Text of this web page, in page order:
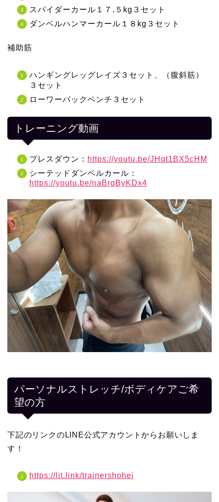
スパイダーカール１７.５kg３セット
ダンベルハンマーカール１８kg３セット
補助筋
ハンギングレッグレイズ３セット、（腹斜筋）
３セット
ローワーバックベンチ３セット
トレーニング動画
プレスダウン： https://youtu.be/JHqt1BX5cHM
シーテッドダンベルカール：
https://youtu.be/naBrgByKDx4
パーソナルストレッチ/ボディケアご希
望の方
下記のリンクのLINE公式アカウントからお願いしま
す！
https://lit.link/trainershohei